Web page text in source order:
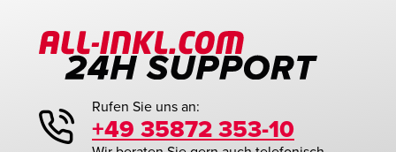
Rufen Sie uns an:
+49 35872 353-10